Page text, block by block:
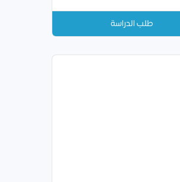
طلب الدراسة